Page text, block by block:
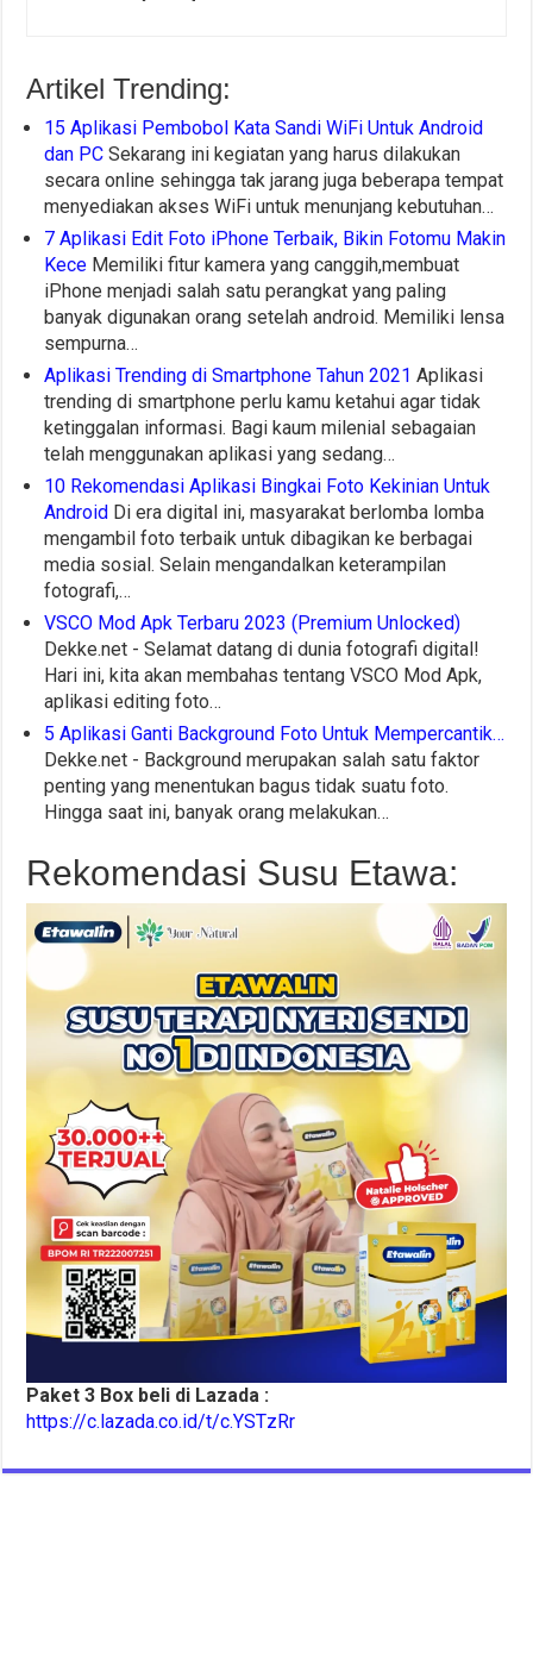
Artikel Trending:
15 Aplikasi Pembobol Kata Sandi WiFi Untuk Android
dan PC Sekarang ini kegiatan yang harus dilakukan
secara online sehingga tak jarang juga beberapa tempat
menyediakan akses WiFi untuk menunjang kebutuhan…
7 Aplikasi Edit Foto iPhone Terbaik, Bikin Fotomu Makin
Kece Memiliki fitur kamera yang canggih,membuat
iPhone menjadi salah satu perangkat yang paling
banyak digunakan orang setelah android. Memiliki lensa
sempurna…
Aplikasi Trending di Smartphone Tahun 2021 Aplikasi
trending di smartphone perlu kamu ketahui agar tidak
ketinggalan informasi. Bagi kaum milenial sebagaian
telah menggunakan aplikasi yang sedang…
10 Rekomendasi Aplikasi Bingkai Foto Kekinian Untuk
Android Di era digital ini, masyarakat berlomba lomba
mengambil foto terbaik untuk dibagikan ke berbagai
media sosial. Selain mengandalkan keterampilan
fotografi,…
VSCO Mod Apk Terbaru 2023 (Premium Unlocked)
Dekke.net - Selamat datang di dunia fotografi digital!
Hari ini, kita akan membahas tentang VSCO Mod Apk,
aplikasi editing foto…
5 Aplikasi Ganti Background Foto Untuk Mempercantik…
Dekke.net - Background merupakan salah satu faktor
penting yang menentukan bagus tidak suatu foto.
Hingga saat ini, banyak orang melakukan…
Rekomendasi Susu Etawa:
Paket 3 Box beli di Lazada :
https://c.lazada.co.id/t/c.YSTzRr